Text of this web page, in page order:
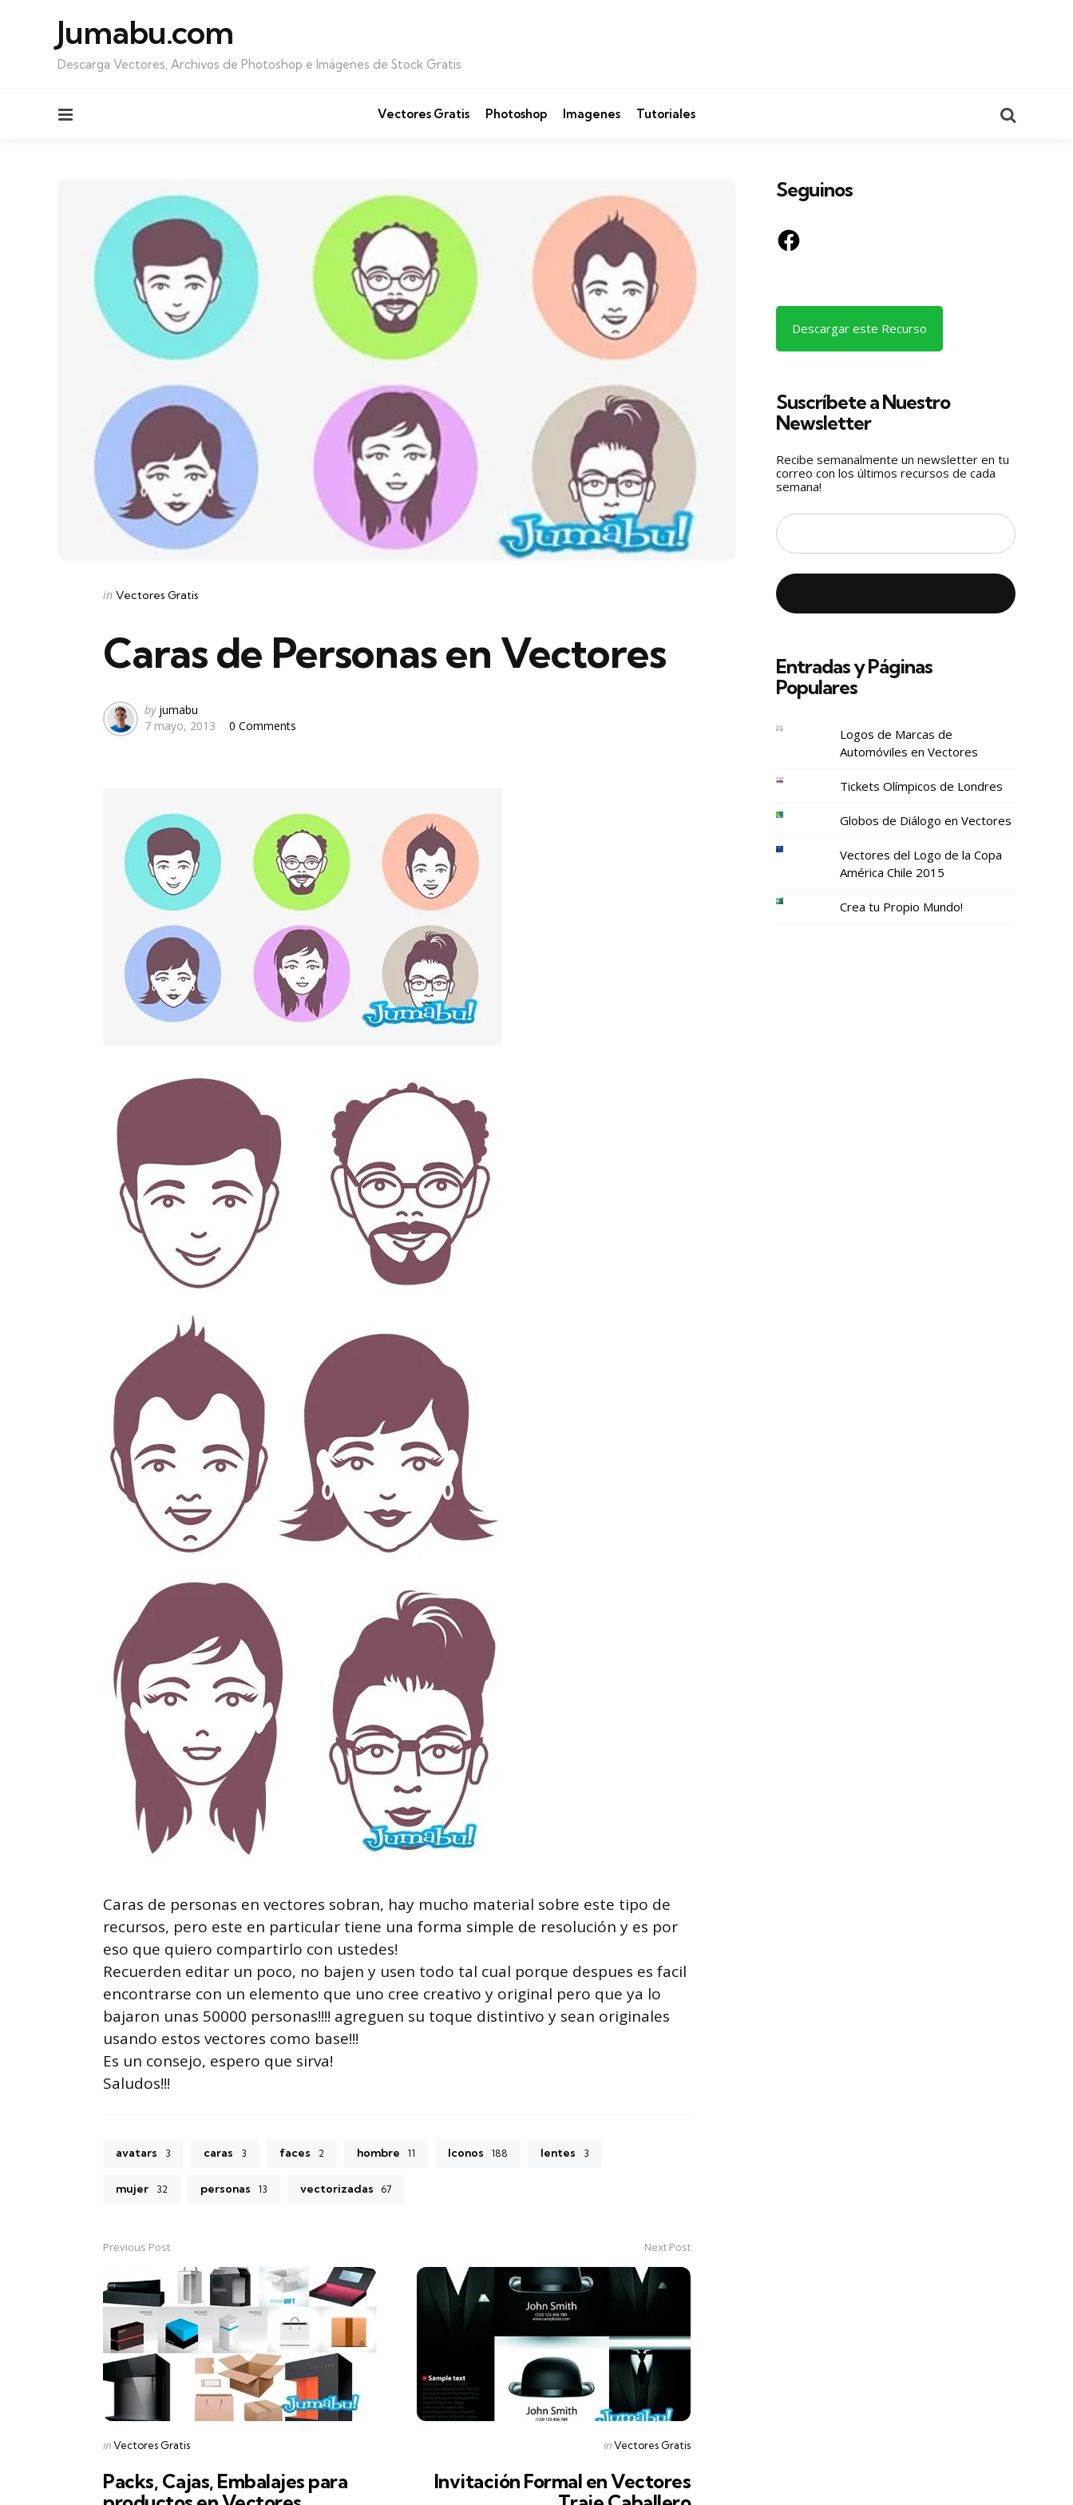
Jumabu.com
Descarga Vectores, Archivos de Photoshop e Imágenes de Stock Gratis
Vectores Gratis Photoshop Imagenes Tutoriales
Categories
Posted
in Vectores Gratis
Caras de Personas en Vectores
Posted
by
by jumabu
7 mayo, 2013
0 Comments
Caras de personas en vectores sobran, hay mucho material sobre este tipo de
recursos, pero este en particular tiene una forma simple de resolución y es por
eso que quiero compartirlo con ustedes!
Recuerden editar un poco, no bajen y usen todo tal cual porque despues es facil
encontrarse con un elemento que uno cree creativo y original pero que ya lo
bajaron unas 50000 personas!!!! agreguen su toque distintivo y sean originales
usando estos vectores como base!!!
Es un consejo, espero que sirva!
Saludos!!!
avatars 3 caras 3 faces 2 hombre 11 Iconos 188 lentes 3
mujer 32 personas 13 vectorizadas 67
Post
navigation
Previous Post
Posted
inVectores Gratis
Packs, Cajas, Embalajes para
Next Post
Posted
inVectores Gratis
Invitación Formal en Vectores
Seguinos
Facebook
Descargar este Recurso
Suscríbete a Nuestro
Newsletter
Recibe semanalmente un newsletter en tu
correo con los últimos recursos de cada
semana!
Entradas y Páginas
Populares
Logos de Marcas de
Automóviles en Vectores
Tickets Olímpicos de Londres
Globos de Diálogo en Vectores
Vectores del Logo de la Copa
América Chile 2015
Crea tu Propio Mundo!